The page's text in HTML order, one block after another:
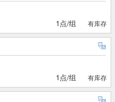
1点/组 有库存
1点/组 有库存